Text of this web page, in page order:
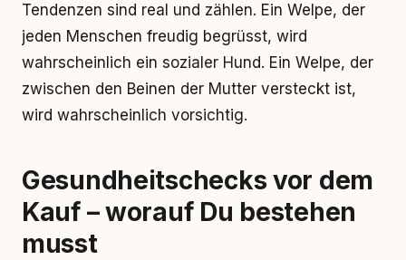
Tendenzen sind real und zählen. Ein Welpe, der
jeden Menschen freudig begrüsst, wird
wahrscheinlich ein sozialer Hund. Ein Welpe, der
zwischen den Beinen der Mutter versteckt ist,
wird wahrscheinlich vorsichtig.
Gesundheitschecks vor dem
Kauf – worauf Du bestehen
musst